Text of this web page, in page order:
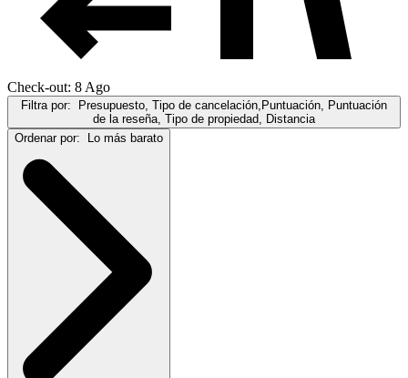
Check-out: 8 Ago
Filtra por:
Presupuesto, Tipo de cancelación,Puntuación, Puntuación
de la reseña, Tipo de propiedad, Distancia
Ordenar por:
Lo más barato